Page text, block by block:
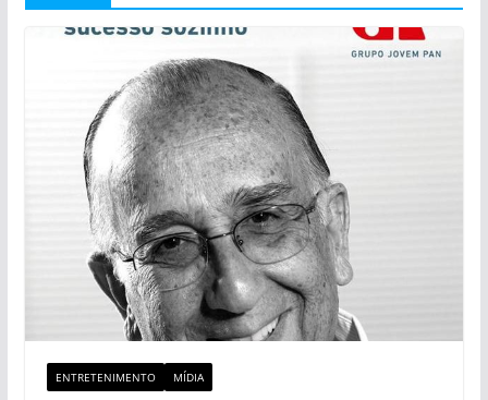
ENTRETENIMENTO MÍDIA